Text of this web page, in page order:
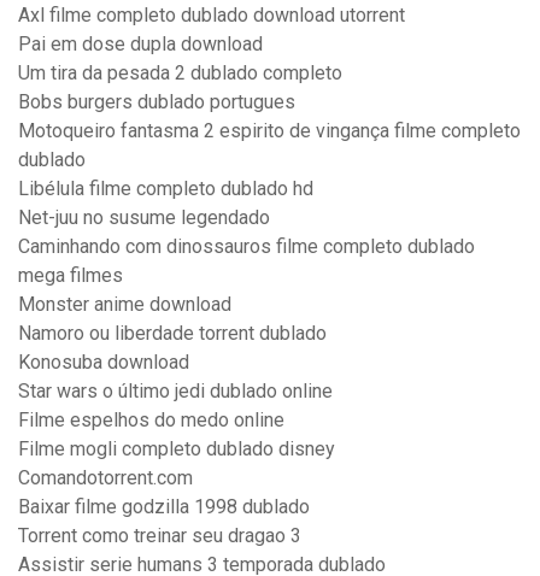
Axl filme completo dublado download utorrent
Pai em dose dupla download
Um tira da pesada 2 dublado completo
Bobs burgers dublado portugues
Motoqueiro fantasma 2 espirito de vingança filme completo
dublado
Libélula filme completo dublado hd
Net-juu no susume legendado
Caminhando com dinossauros filme completo dublado
mega filmes
Monster anime download
Namoro ou liberdade torrent dublado
Konosuba download
Star wars o último jedi dublado online
Filme espelhos do medo online
Filme mogli completo dublado disney
Comandotorrent.com
Baixar filme godzilla 1998 dublado
Torrent como treinar seu dragao 3
Assistir serie humans 3 temporada dublado